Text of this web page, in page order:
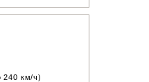
240 км/ч)